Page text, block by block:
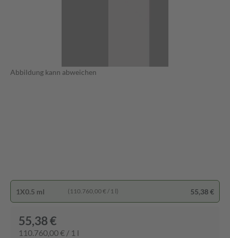
Abbildung kann abweichen
1X0.5 ml (110.760,00 € / 1 l) 55,38 €
55,38 €
110.760,00 € / 1 l